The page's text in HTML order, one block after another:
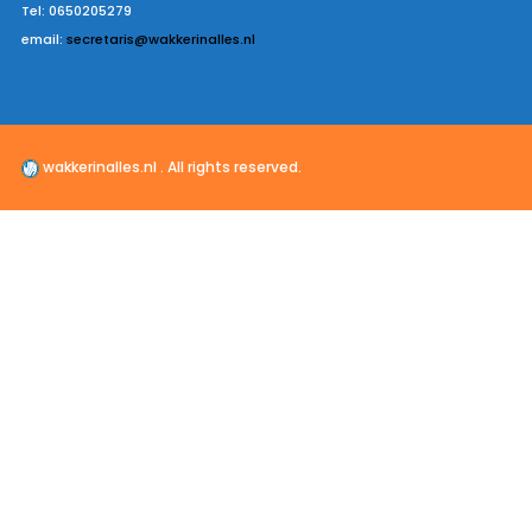
Tel: 0650205279
email: secretaris@wakkerinalles.nl
wakkerinalles.nl . All rights reserved.